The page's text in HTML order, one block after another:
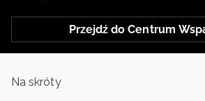
Przejdź do Centrum
Na skróty